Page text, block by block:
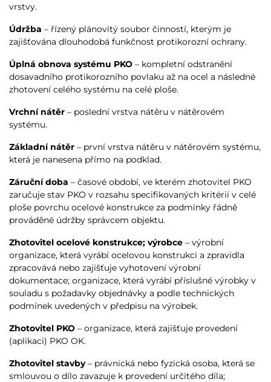
vrstvy.
Údržba – řízený plánovitý soubor činností, kterým je
zajišťována dlouhodobá funkčnost protikorozní ochrany.
Úplná obnova systému PKO – kompletní odstranění
dosavadního protikorozního povlaku až na ocel a následné
zhotovení celého systému na celé ploše.
Vrchní nátěr – poslední vrstva nátěru v nátěrovém
systému.
Základní nátěr – první vrstva nátěru v nátěrovém systému,
která je nanesena přímo na podklad.
Záruční doba – časové období, ve kterém zhotovitel PKO
zaručuje stav PKO v rozsahu specifikovaných kritérií v celé
ploše povrchu ocelové konstrukce za podmínky řádně
prováděné údržby správcem objektu.
Zhotovitel ocelové konstrukce; výrobce – výrobní
organizace, která vyrábí ocelovou konstrukci a zpravidla
zpracovává nebo zajišťuje vyhotovení výrobní
dokumentace; organizace, která vyrábí příslušné výrobky v
souladu s požadavky objednávky a podle technických
podmínek uvedených v předpisu na výrobek.
Zhotovitel PKO – organizace, která zajišťuje provedení
(aplikaci) PKO OK.
Zhotovitel stavby– právnická nebo fyzická osoba, která se
smlouvou o dílo zavazuje k provedení určitého díla;